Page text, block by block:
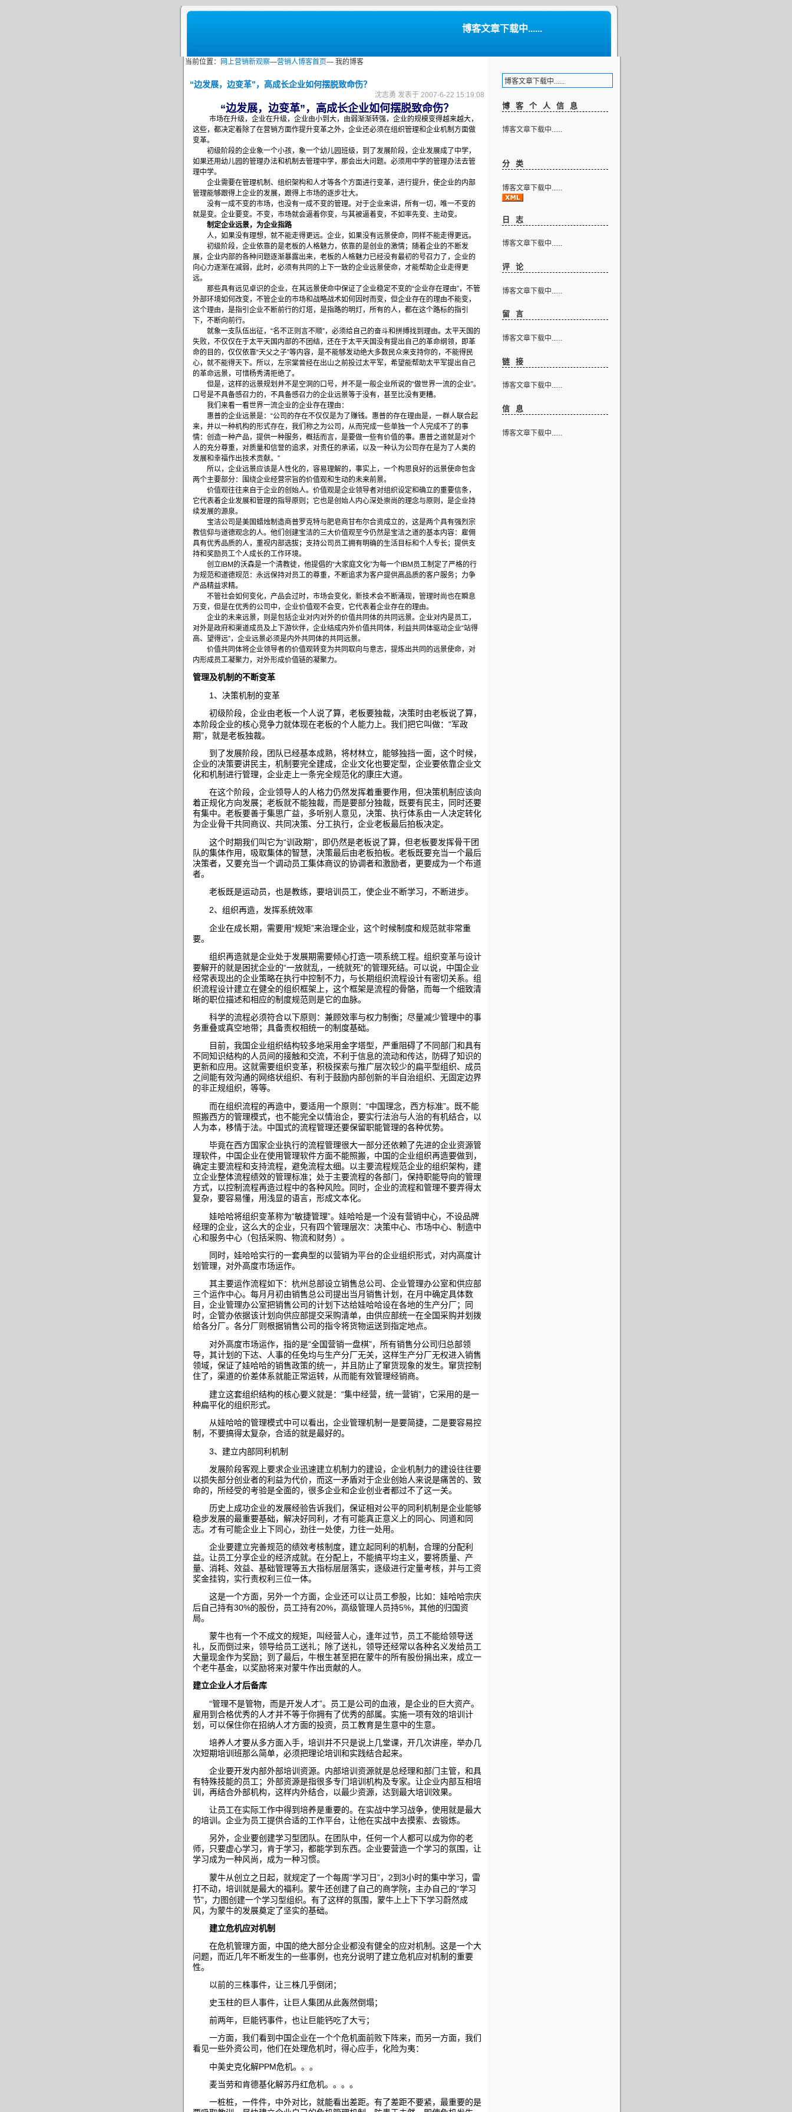
博客文章下载中......
当前位置： 网上营销新观察—营销人博客首页— 我的博客
“边发展，边变革”，高成长企业如何摆脱致命伤？
沈志勇 发表于 2007-6-22 15:19:08
“边发展，边变革” ，高成长企业如何摆脱致命伤？
市场在升级，企业在升级，企业由小到大，由弱渐渐转强，企业的规模变得越来越大，
这些，都决定着除了在营销方面作提升变革之外，企业还必须在组织管理和企业机制方面做
变革。
初级阶段的企业象一个小孩，象一个幼儿园班级，到了发展阶段，企业发展成了中学，
如果还用幼儿园的管理办法和机制去管理中学，那会出大问题。必须用中学的管理办法去管
理中学。
企业需要在管理机制、组织架构和人才等各个方面进行变革，进行提升，使企业的内部
管理能够跟得上企业的发展，跟得上市场的逐步壮大。
没有一成不变的市场，也没有一成不变的管理。对于企业来讲，所有一切，唯一不变的
就是变。企业要变。不变，市场就会逼着你变，与其被逼着变，不如率先变、主动变。
制定企业远景，为企业指路
人，如果没有理想，就不能走得更远。企业，如果没有远景使命，同样不能走得更远。
初级阶段，企业依靠的是老板的人格魅力，依靠的是创业的激情；随着企业的不断发
展，企业内部的各种问题逐渐暴露出来，老板的人格魅力已经没有最初的号召力了，企业的
向心力逐渐在减弱，此时，必须有共同的上下一致的企业远景使命，才能帮助企业走得更
远。
那些具有远见卓识的企业，在其远景使命中保证了企业稳定不变的“企业存在理由”，不管
外部环境如何改变，不管企业的市场和战略战术如何因时而变，但企业存在的理由不能变，
这个理由，是指引企业不断前行的灯塔，是指路的明灯，所有的人，都在这个路标的指引
下，不断向前行。
就象一支队伍出征， “名不正则言不顺”，必须给自己的奋斗和拼搏找到理由。太平天国的
失败，不仅仅在于太平天国内部的不团结，还在于太平天国没有提出自己的革命纲领，即革
命的目的，仅仅依靠“天父之子”等内容，是不能够发动绝大多数民众来支持你的，不能得民
心，就不能得天下。所以，左宗棠曾经在出山之前投过太平军，希望能帮助太平军提出自己
的革命远景，可惜杨秀清拒绝了。
但是，这样的远景规划并不是空洞的口号，并不是一般企业所说的“做世界一流的企业”。
口号是不具备感召力的，不具备感召力的企业远景等于没有，甚至比没有更糟。
我们来看一看世界一流企业的企业存在理由：
惠普的企业远景是： “公司的存在不仅仅是为了赚钱。惠普的存在理由是，一群人联合起
来，并以一种机构的形式存在，我们称之为公司，从而完成一些单独一个人完成不了的事
情：创造一种产品，提供一种服务，概括而言，是要做一些有价值的事。惠普之道就是对个
人的充分尊重，对质量和信誉的追求，对责任的承诺，以及一种认为公司存在是为了人类的
发展和幸福作出技术贡献。 ”
所以，企业远景应该是人性化的，容易理解的，事实上，一个构思良好的远景使命包含
两个主要部分：围绕企业经营宗旨的价值观和生动的未来前景。
价值观往往来自于企业的创始人。价值观是企业领导者对组织设定和确立的重要信条，
它代表着企业发展和管理的指导原则；它也是创始人内心深处崇尚的理念与原则，是企业持
续发展的源泉。
宝洁公司是美国蜡烛制造商普罗克特与肥皂商甘布尔合资成立的，这是两个具有强烈宗
教信仰与道德观念的人。他们创建宝洁的三大价值观至今仍然是宝洁之道的基本内容：雇佣
具有优秀品质的人，重视内部选拔；支持公司员工拥有明确的生活目标和个人专长；提供支
持和奖励员工个人成长的工作环境。
创立 IBM 的沃森是一个清教徒，他提倡的“大家庭文化”为每一个 IBM 员工制定了严格的行
为规范和道德规范：永远保持对员工的尊重，不断追求为客户提供高品质的客户服务；力争
产品精益求精。
不管社会如何变化，产品会过时，市场会变化，新技术会不断涌现，管理时尚也在瞬息
万变，但是在优秀的公司中，企业价值观不会变，它代表着企业存在的理由。
企业的未来远景，则是包括企业对内对外的价值共同体的共同远景。企业对内是员工，
对外是政府和渠道成员及上下游伙伴，企业结成内外价值共同体，利益共同体驱动企业“站得
高、望得远”，企业远景必须是内外共同体的共同远景。
价值共同体将企业领导者的价值观转变为共同取向与意志，提炼出共同的远景使命，对
内形成员工凝聚力，对外形成价值链的凝聚力。
管理及机制的不断变革
1 、决策机制的变革
初级阶段，企业由老板一个人说了算，老板要独裁，决策时由老板说了算，
本阶段企业的核心竞争力就体现在老板的个人能力上。我们把它叫做： “军政
期”，就是老板独裁。
到了发展阶段，团队已经基本成熟，将材林立，能够独挡一面，这个时候，
企业的决策要讲民主，机制要完全建成，企业文化也要定型，企业要依靠企业文
化和机制进行管理，企业走上一条完全规范化的康庄大道。
在这个阶段，企业领导人的人格力仍然发挥着重要作用，但决策机制应该向
着正规化方向发展；老板就不能独裁，而是要部分独裁，既要有民主，同时还要
有集中。老板要善于集思广益，多听别人意见，决策、执行体系由一人决定转化
为企业骨干共同商议、共同决策、分工执行，企业老板最后拍板决定。
这个时期我们叫它为“训政期”，即仍然是老板说了算，但老板要发挥骨干团
队的集体作用，吸取集体的智慧，决策最后由老板拍板。老板既要充当一个最后
决策者，又要充当一个调动员工集体商议的协调者和激励者，更要成为一个布道
者。
老板既是运动员，也是教练，要培训员工，使企业不断学习，不断进步。
2、组织再造，发挥系统效率
企业在成长期，需要用“规矩”来治理企业，这个时候制度和规范就非常重
要。
组织再造就是企业处于发展期需要倾心打造一项系统工程。组织变革与设计
要解开的就是困扰企业的“一放就乱，一统就死”的管理死结。可以说，中国企业
经常表现出的企业策略在执行中控制不力，与长期组织流程设计有密切关系。组
织流程设计建立在健全的组织框架上，这个框架是流程的骨骼，而每一个细致清
晰的职位描述和相应的制度规范则是它的血脉。
科学的流程必须符合以下原则：兼顾效率与权力制衡；尽量减少管理中的事
务重叠或真空地带；具备责权相统一的制度基础。
目前，我国企业组织结构较多地采用金字塔型，严重阻碍了不同部门和具有
不同知识结构的人员间的接触和交流，不利于信息的流动和传达，防碍了知识的
更新和应用。这就需要组织变革，积极探索与推广层次较少的扁平型组织、成员
之间能有效沟通的网络状组织、有利于鼓励内部创新的半自治组织、无固定边界
的非正规组织，等等。
而在组织流程的再造中，要适用一个原则： “中国理念，西方标准”。既不能
照搬西方的管理模式，也不能完全以情治企，要实行法治与人治的有机结合，以
人为本，移情于法。中国式的流程管理还要保留职能管理的各种优势。
毕竟在西方国家企业执行的流程管理很大一部分还依赖了先进的企业资源管
理软件，中国企业在使用管理软件方面不能照搬，中国的企业组织再造要做到，
确定主要流程和支持流程，避免流程太细。以主要流程规范企业的组织架构，建
立企业整体流程绩效的管理标准；处于主要流程的各部门，保持职能导向的管理
方式，以控制流程再造过程中的各种风险。同时，企业的流程和管理不要弄得太
复杂，要容易懂，用浅显的语言，形成文本化。
娃哈哈将组织变革称为“敏捷管理”。娃哈哈是一个没有营销中心，不设品牌
经理的企业，这么大的企业，只有四个管理层次：决策中心、市场中心、制造中
心和服务中心（包括采购、物流和财务）。
同时，娃哈哈实行的一套典型的以营销为平台的企业组织形式，对内高度计
划管理，对外高度市场运作。
其主要运作流程如下：杭州总部设立销售总公司、企业管理办公室和供应部
三个运作中心。每月月初由销售总公司提出当月销售计划，在月中确定具体数
目，企业管理办公室把销售公司的计划下达给娃哈哈设在各地的生产分厂；同
时，企管办依据该计划向供应部提交采购清单，由供应部统一在全国采购并划拨
给各分厂。各分厂则根据销售公司的指令将货物运送到指定地点。
对外高度市场运作，指的是“全国营销一盘棋”，所有销售分公司归总部领
导，其计划的下达、人事的任免均与生产分厂无关，这样生产分厂无权进入销售
领域，保证了娃哈哈的销售政策的统一，并且防止了窜货现象的发生。窜货控制
住了，渠道的价差体系就能正常运转，从而能有效管理经销商。
建立这套组织结构的核心要义就是： “集中经营，统一营销”，它采用的是一
种扁平化的组织形式。
从娃哈哈的管理模式中可以看出，企业管理机制一是要简捷，二是要容易控
制，不要搞得太复杂，合适的就是最好的。
3、建立内部同利机制
发展阶段客观上要求企业迅速建立机制力的建设，企业机制力的建设往往要
以损失部分创业者的利益为代价，而这一矛盾对于企业创始人来说是痛苦的、致
命的，所经受的考验是全面的，很多企业和企业创业者都过不了这一关。
历史上成功企业的发展经验告诉我们，保证相对公平的同利机制是企业能够
稳步发展的最重要基础，解决好同利，才有可能真正意义上的同心、同道和同
志。才有可能企业上下同心，劲往一处使，力往一处用。
企业要建立完善规范的绩效考核制度，建立起同利的机制，合理的分配利
益。让员工分享企业的经济成就。在分配上，不能搞平均主义，要将质量、产
量、消耗、效益、基础管理等五大指标层层落实，逐级进行定量考核，并与工资
奖金挂钩，实行责权利三位一体。
这是一个方面，另外一个方面，企业还可以让员工参股，比如：娃哈哈宗庆
后自己持有30%的股份，员工持有20%，高级管理人员持5%，其他的归国资
局。
蒙牛也有一个不成文的规矩，叫经营人心，逢年过节，员工不能给领导送
礼，反而倒过来，领导给员工送礼；除了送礼，领导还经常以各种名义发给员工
大量现金作为奖励；到了最后，牛根生甚至把在蒙牛的所有股份捐出来，成立一
个老牛基金，以奖励将来对蒙牛作出贡献的人。
建立企业人才后备库
“管理不是管物，而是开发人才”。员工是公司的血液，是企业的巨大资产。
雇用到合格优秀的人才并不等于你拥有了优秀的部属。实施一项有效的培训计
划，可以保住你在招纳人才方面的投资，员工教育是生意中的生意。
培养人才要从多方面入手，培训并不只是说上几堂课，开几次讲座，举办几
次短期培训班那么简单，必须把理论培训和实践结合起来。
企业要开发内部外部培训资源。内部培训资源就是总经理和部门主管，和具
有特殊技能的员工；外部资源是指很多专门培训机构及专家。让企业内部互相培
训，再结合外部机构，这样内外结合，以最少资源，达到最大培训效果。
让员工在实际工作中得到培养是重要的。在实战中学习战争，使用就是最大
的培训。企业为员工提供合适的工作平台，让他在实战中去摸索、去锻炼。
另外，企业要创建学习型团队。在团队中，任何一个人都可以成为你的老
师，只要虚心学习，肯于学习，都能学到东西。企业要营造一个学习的氛围，让
学习成为一种风尚，成为一种习惯。
蒙牛从创立之日起，就规定了一个每周 “学习日 ”， 2到 3小时的集中学习，雷
打不动，培训就是最大的福利。蒙牛还创建了自己的商学院，主办自己的“学习
节”，力图创建一个学习型组织。有了这样的氛围，蒙牛上上下下学习蔚然成
风，为蒙牛的发展奠定了坚实的基础。
建立危机应对机制
在危机管理方面，中国的绝大部分企业都没有健全的应对机制。这是一个大
问题，而近几年不断发生的一些事例，也充分说明了建立危机应对机制的重要
性。
以前的三株事件，让三株几乎倒闭；
史玉柱的巨人事件，让巨人集团从此轰然倒塌；
前两年，巨能钙事件，也让巨能钙吃了大亏；
一方面，我们看到中国企业在一个个危机面前败下阵来，而另一方面，我们
看见一些外资公司，他们在处理危机时，得心应手，化险为夷：
中美史克化解PPM危机。。。
麦当劳和肯德基化解苏丹红危机。。。。
一桩桩，一件件，中外对比，就能看出差距。有了差距不要紧，最重要的是
博客文章下载中......
博客个人信息
博客文章下载中......
分类
博客文章下载中......
日志
博客文章下载中......
评论
博客文章下载中......
留言
博客文章下载中......
链接
博客文章下载中......
信息
博客文章下载中......